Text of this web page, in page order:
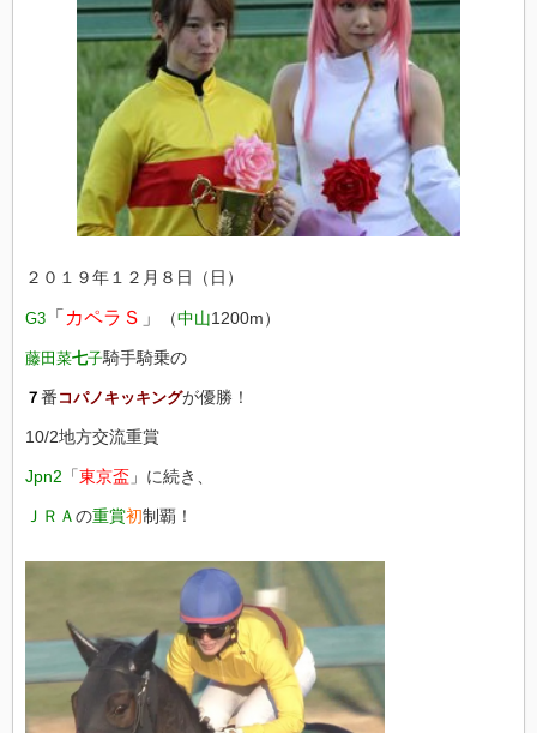
２０１９年１２月８日（日）
G3 「 カペラＳ 」 （中山1200m）
藤田菜七子騎手騎乗の
７ 番 コパノキッキングが優勝！
10/2地方交流重賞
Jpn2 「東京盃 」に続き、
ＪＲＡの重賞初制覇！